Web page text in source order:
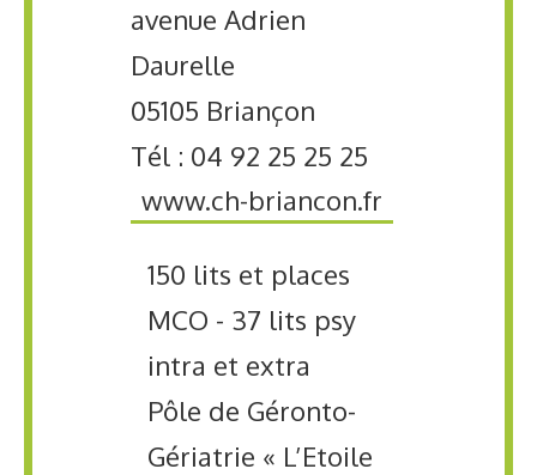
avenue Adrien
Daurelle
05105 Briançon
Tél : 04 92 25 25 25
www.ch-briancon.fr
150 lits et places
MCO - 37 lits psy
intra et extra
Pôle de Géronto-
Gériatrie « L’Etoile